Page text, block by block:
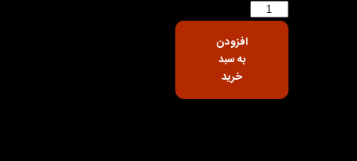
افزودن
به سبد
خرید